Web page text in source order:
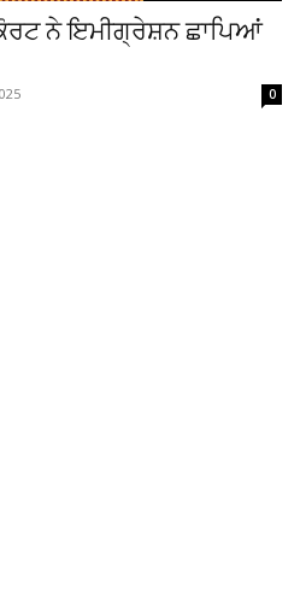
ਨੇ ਇਮੀਗ੍ਰੇਸ਼ਨ ਛਾਪਿਆਂ
0